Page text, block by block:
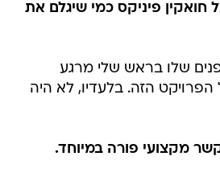
פיניקס כמי שיגלם את
שלו בראש שלי מרגע
הזה. בלעדיו, לא היה
מקצועי פורה במיוחד.